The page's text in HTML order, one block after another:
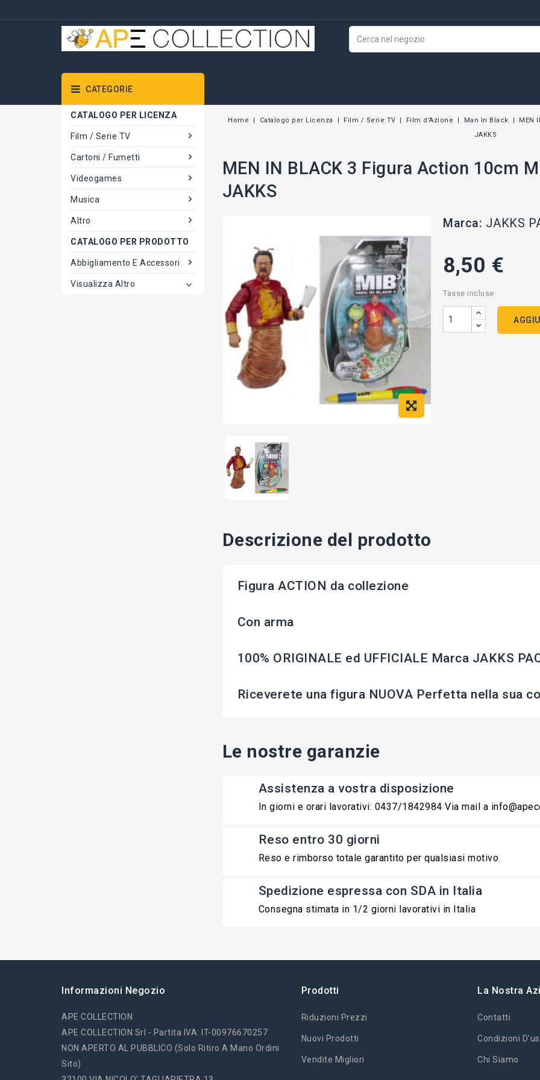
CATEGORIE
CATALOGO PER LICENZA
Film / Serie TV
Cartoni / Fumetti
Videogames
Musica
Altro
CATALOGO PER PRODOTTO
Abbigliamento E Accessori
Visualizza Altro
Home Catalogo per Licenza Film / Serie TV Film d'Azione Man In Black
MEN
JAKKS
MEN IN BLACK 3 Figura Action 10cm
JAKKS
Marca: JAKKS
8,50 €
Tasse incluse
Descrizione del prodotto
Figura ACTION da collezione
Con arma
100% ORIGINALE ed UFFICIALE Marca JAKKS
Riceverete una figura NUOVA Perfetta nella sua
Le nostre garanzie
Assistenza a vostra disposizione
In giorni e orari lavorativi: 0437/1842984 Via mail a
Reso entro 30 giorni
Reso e rimborso totale garantito per qualsiasi motivo
Spedizione espressa con SDA in Italia
Consegna stimata in 1/2 giorni lavorativi in Italia
Informazioni Negozio
APE COLLECTION
APE COLLECTION Srl - Partita IVA: IT-00976670257
NON APERTO AL PUBBLICO (solo Ritiro A Mano Ordini
Sito)
Prodotti
Riduzioni Prezzi
Nuovi Prodotti
Vendite Migliori
La Nostra
Contatti
Condizioni
Chi Siamo